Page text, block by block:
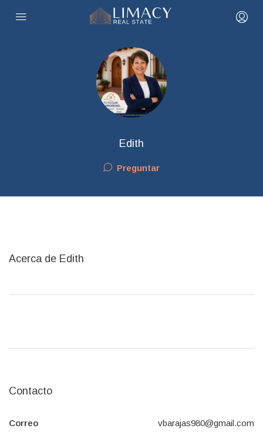
Edith
Preguntar
Acerca de Edith
Contacto
Correo vbarajas980@gmail.com